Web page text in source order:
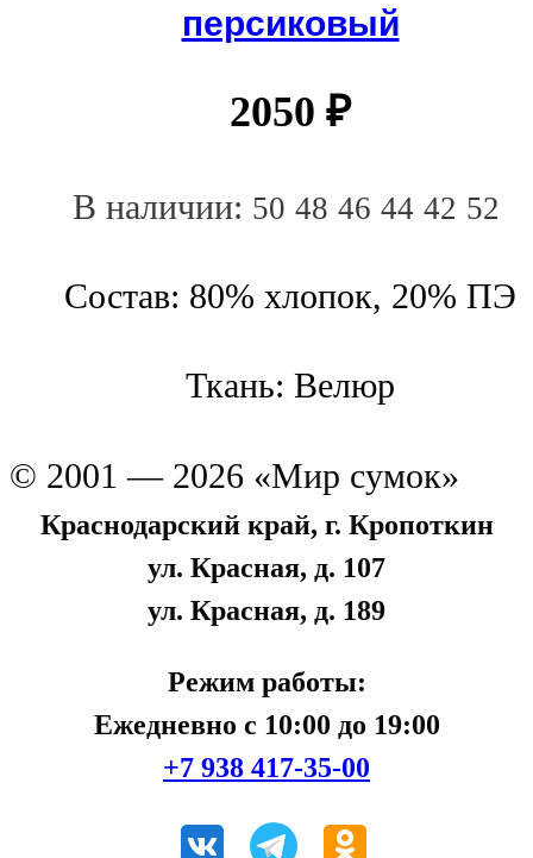
персиковый
2050 ₽
В наличии: 50 48 46 44 42 52
Состав: 80% хлопок, 20% ПЭ
Ткань: Велюр
© 2001 — 2026 «Мир сумок»
Краснодарский край, г. Кропоткин
ул. Красная, д. 107
ул. Красная, д. 189
Режим работы:
Ежедневно с 10:00 до 19:00
+7 938 417-35-00